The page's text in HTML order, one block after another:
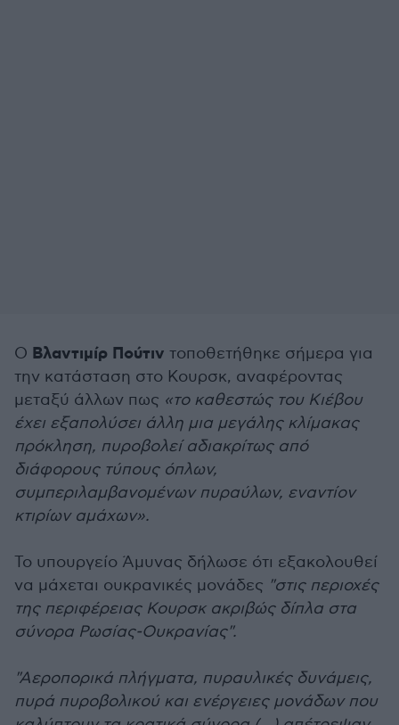
Ο Βλαντιμίρ Πούτιν τοποθετήθηκε σήμερα για
την κατάσταση στο Κουρσκ, αναφέροντας
μεταξύ άλλων πως «το καθεστώς του Κιέβου
έχει εξαπολύσει άλλη μια μεγάλης κλίμακας
πρόκληση, πυροβολεί αδιακρίτως από
διάφορους τύπους όπλων,
συμπεριλαμβανομένων πυραύλων, εναντίον
κτιρίων αμάχων».
Το υπουργείο Άμυνας δήλωσε ότι εξακολουθεί
να μάχεται ουκρανικές μονάδες "στις περιοχές
της περιφέρειας Κουρσκ ακριβώς δίπλα στα
σύνορα Ρωσίας-Ουκρανίας".
"Αεροπορικά πλήγματα, πυραυλικές δυνάμεις,
πυρά πυροβολικού και ενέργειες μονάδων που